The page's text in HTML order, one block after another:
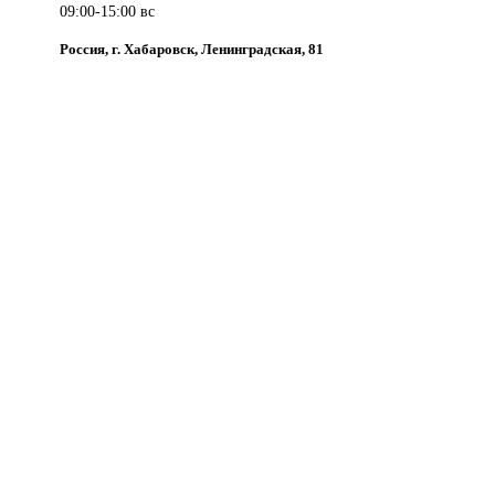
09:00-15:00 вс
Россия, г. Хабаровск, Ленинградская, 81